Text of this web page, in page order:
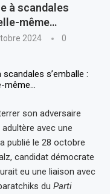
à scandales
même…
2024
0
son adversaire
avec une
a publié le 28 octobre
candidat démocrate
eu une liaison avec
du Parti